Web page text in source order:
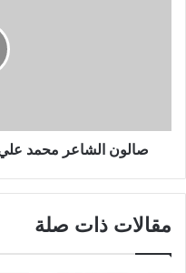
صالون الشاعر محمد
مقالات ذات صلة